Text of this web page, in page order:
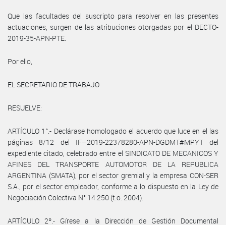
Que las facultades del suscripto para resolver en las presentes
actuaciones, surgen de las atribuciones otorgadas por el DECTO-
2019-35-APN-PTE.
Por ello,
EL SECRETARIO DE TRABAJO
RESUELVE:
ARTÍCULO 1°.- Declárase homologado el acuerdo que luce en el las
páginas 8/12 del IF–2019-22378280-APN-DGDMT#MPYT del
expediente citado, celebrado entre el SINDICATO DE MECANICOS Y
AFINES DEL TRANSPORTE AUTOMOTOR DE LA REPUBLICA
ARGENTINA (SMATA), por el sector gremial y la empresa CON-SER
S.A., por el sector empleador, conforme a lo dispuesto en la Ley de
Negociación Colectiva N° 14.250 (t.o. 2004).
ARTÍCULO 2º.- Gírese a la Dirección de Gestión Documental